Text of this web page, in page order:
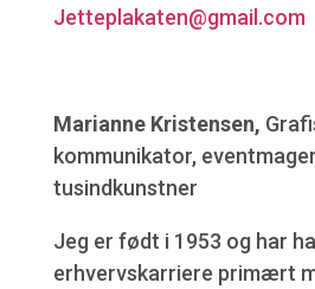
Jetteplakaten@gmail.com
Marianne Kristensen,
kommunikator,
tusindkunstner
Jeg er født i 1953 og har
erhvervskarriere primært